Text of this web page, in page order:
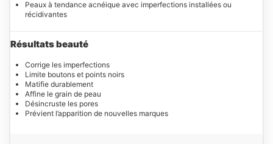
Peaux à tendance acnéique avec imperfections installées ou
récidivantes
Résultats beauté
Corrige les imperfections
Limite boutons et points noirs
Matifie durablement
Affine le grain de peau
Désincruste les pores
Prévient l’apparition de nouvelles marques